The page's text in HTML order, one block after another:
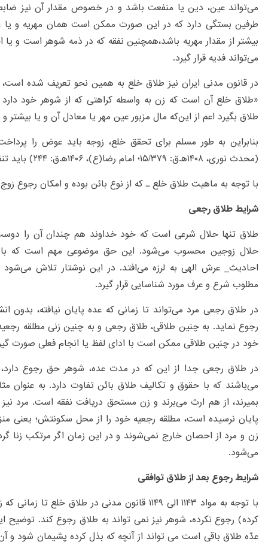
می‌تواند عین، دین یا منفعت باشد و در خصوص مقدار آن نیز
طرفین بستگی دارد که در این صورت ممکن است همان مهریه و یا
بیشتر از مقدار مهریه باشد،همچنین نفقه که در ذمه شوهر است و
می‌تواند فدیه قرار گیرد.
«طلاق خلع آن است که زن به واسطه کراهتی که از شوهر خود
طلاق بگیرد اعم از این‌که مال مزبور عین مهر یا معادل آن و یا بیشتر و
بنابراین به طور مسلم برای تحقق خلع، زوجه باید عوض را
(محدث نوری، ۱۴۰۸ﻫ.ق: ۱۵/۳۷۹؛ امام رضا(ع)، ۱۴۰۶ﻫ.ق: ۲۴۴) باید تنفر و کراهت هم وجود داشته باشد.
با توجه به ماهیت طلاق خلع ـ که از نوع بائن بوده و امکان رجوع
شرایط طلاق رجعی
طلا‌ق تنها حلا‌ل شرعی است که خود خداوند هم چندان آن را
حلا‌ل زوجین محسوب می‌شود. این حق موضوعی مهم است که
احادیث_ عرش الهی به لرزه می‌افتد. در این نوشتار تلا‌ش
مطلوب شرع و عرف مورد شناسایی قرار گیرد.
در طلاق رجعی مرد می‌تواند تا زمانی که عده پایان نیافته،
رجوع نماید. به چنین طلا‌قی، طلاق رجعی و به چنین زنی مطلقه
خود در چنین طلا‌قی ممکن است با ادای لفظ یا انجام فعلی صورت
در طلا‌ق رجعی جدا از این که در مدت عده، شوهر حق رجوع دارد،
می‌باشند که با حقوق و تکالیف طلا‌ق بائن تفاوت دارد. به عنوان
بمیرند، از هم ارث می‌برند و زن مستحق دریافت نفقه است. مرد
پایان نرسیده است، مطلقه رجعیه خود را از محل سکونتش؛ یعنی
زن و مرد از احصان خارج نمی‌شوند و در این زمان اگر مرتکب زنا
می‌‌شود.
شرایط رجوع بعد از طلاق توافقی
با توجه به مواد ۱۱۴۳ الی ۱۱۴۹ قانون مدنی در طلاق
کرده) رجوع نکرده، شوهر نیز نمی تواند به طلاق رجوع کند. توضیح
عدّه طلاق باقی است می تواند از آنچه که بذل کرده پشیمان شود و